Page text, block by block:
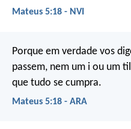
Mateus 5:18 - NVI
Porque em verdade vos
passem, nem um i ou um
que tudo se cumpra.
Mateus 5:18 - ARA